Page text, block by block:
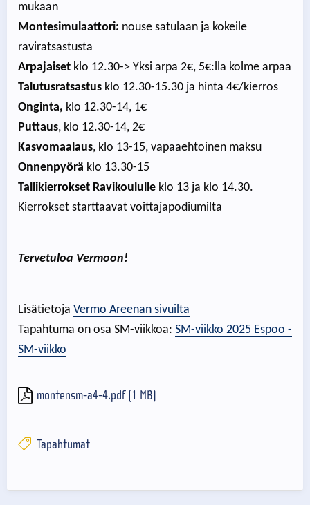
mukaan
Montesimulaattori: nouse satulaan ja kokeile
raviratsastusta
Arpajaiset klo 12.30-> Yksi arpa 2€, 5€:lla kolme arpaa
Talutusratsastus klo 12.30-15.30 ja hinta 4€/kierros
Onginta, klo 12.30-14, 1€
Puttaus, klo 12.30-14, 2€
Kasvomaalaus, klo 13-15, vapaaehtoinen maksu
Onnenpyörä klo 13.30-15
Tallikierrokset Ravikoululle klo 13 ja klo 14.30.
Kierrokset starttaavat voittajapodiumilta
Tervetuloa Vermoon!
Lisätietoja Vermo Areenan sivuilta
Tapahtuma on osa SM-viikkoa: SM-viikko 2025 Espoo -
SM-viikko
montensm-a4-4.pdf (1 MB)
Tapahtumat